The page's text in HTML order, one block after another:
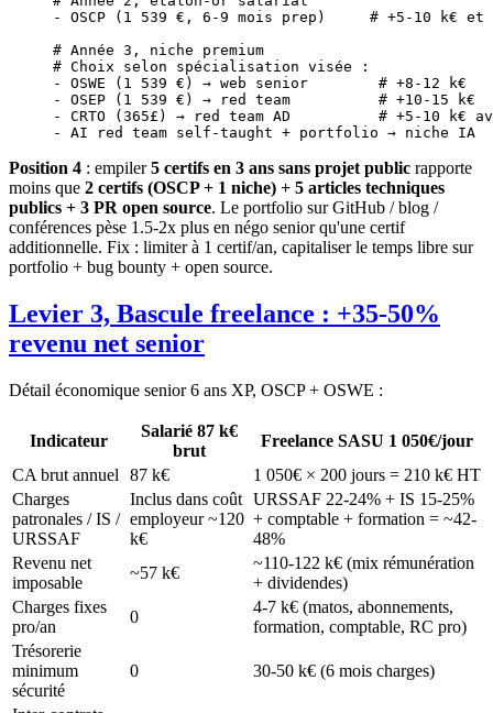
-
OSCP (1 539 €, 6-9 mois prep ) # +5-10 k€ et
# Année 3, niche premium
# Choix selon spécialisation visée :
-
OSWE (1 539 € ) → web senior # +8-12 k€
-
OSEP (1 539 € ) → red team # +10-15 k€
-
CRTO (365£) → red team AD # +5-10 k€
-
AI red team self-taught + portfolio → niche IA
Position 4 : empiler5 certifs en 3 ans sans projet public rapporte
moins que 2 certifs (OSCP + 1 niche) + 5 articles techniques
publics + 3 PR open source. Le portfolio sur GitHub / blog /
conférences pèse 1.5-2x plus en négo senior qu'une certif
additionnelle. Fix : limiter à 1 certif/an, capitaliser le temps libre sur
portfolio + bug bounty + open source.
Levier 3, Bascule freelance : +35-50%
revenu net senior
Détail économique senior 6 ans XP, OSCP + OSWE :
Indicateur
Salarié 87 k€
brut
Freelance SASU 1 050€/jour
CA brut annuel
87 k€
1 050€ × 200 jours = 210 k€ HT
Charges
patronales / IS /
URSSAF
Inclus dans coût
employeur ~120
k€
URSSAF 22-24% + IS 15-25%
+ comptable + formation = ~42-
48%
Revenu net
imposable
~57 k€
~110-122 k€ (mix rémunération
+ dividendes)
Charges fixes
pro/an
0
4-7 k€ (matos, abonnements,
formation, comptable, RC pro)
Trésorerie
minimum
sécurité
0 30-50 k€ (6 mois charges)